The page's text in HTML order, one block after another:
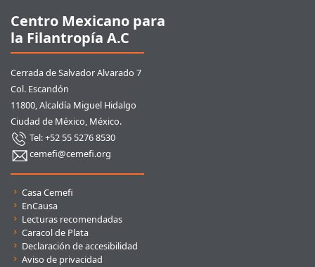
Centro Mexicano para
la Filantropía A.C
Cerrada de Salvador Alvarado 7
Col. Escandón
11800, Alcaldía Miguel Hidalgo
Ciudad de México, México.
Tel: +52 55 5276 8530
cemefi@cemefi.org
Casa Cemefi
EnCausa
Lecturas recomendadas
Caracol de Plata
Declaración de accesibilidad
Aviso de privacidad